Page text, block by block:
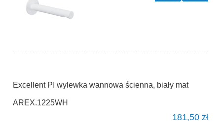
Excellent PI wylewka wannowa ścienna, biały mat
AREX.1225WH
181,50 zł